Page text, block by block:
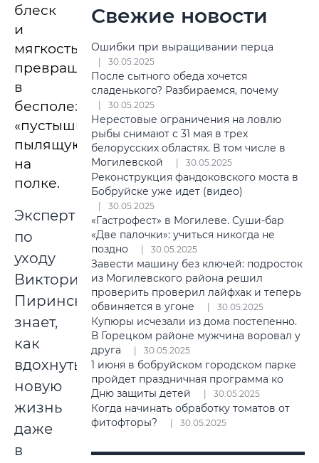
блеск
и
мягкость,
превращается
в
бесполезную
«пустышку»,
пылящуюся
на
полке.
Эксперт
по
уходу
Виктория
Пиринская
знает,
как
вдохнуть
новую
жизнь
даже
в
Свежие новости
Ошибки при выращивании перца
30.05.2025
После сытного обеда хочется
сладенького? Разбираемся, почему
30.05.2025
Нерестовые ограничения на ловлю
рыбы снимают с 31 мая в трех
белорусских областях. В том числе в
Могилевской
30.05.2025
Реконструкция фандоковского моста в
Бобруйске уже идет (видео)
30.05.2025
«Гастрофест» в Могилеве. Суши-бар
«Две палочки»: учиться никогда не
поздно
30.05.2025
Завести машину без ключей: подросток
из Могилевского района решил
проверить проверил лайфхак и теперь
обвиняется в угоне
30.05.2025
Купюры исчезали из дома постепенно.
В Горецком районе мужчина воровал у
друга
30.05.2025
1 июня в бобруйском городском парке
пройдет праздничная программа ко
Дню защиты детей
30.05.2025
Когда начинать обработку томатов от
фитофторы?
30.05.2025